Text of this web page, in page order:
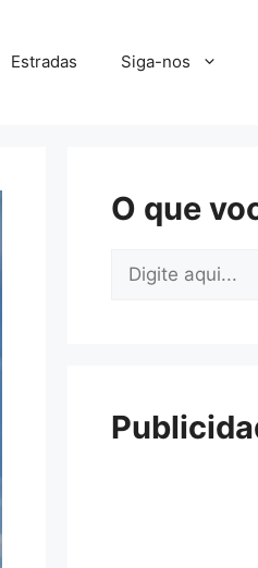
Estradas Siga-nos
O que